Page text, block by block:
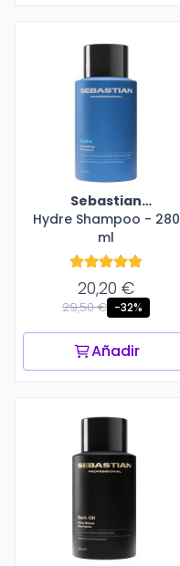
Sebastian
Professional
Hydre Shampoo - 280
ml
20,20 €
29,50 € -32%
Añadir